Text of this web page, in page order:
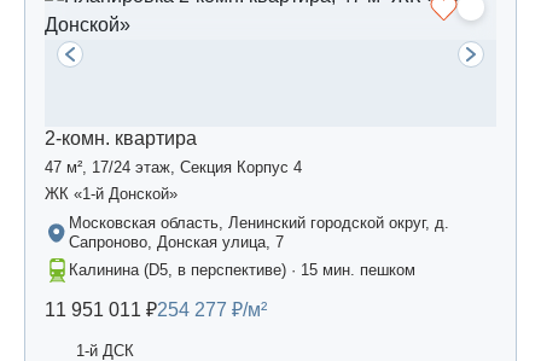
2-комн. квартира
47 м², 17/24 этаж, Секция Корпус 4
ЖК «1-й Донской»
Московская область, Ленинский городской округ, д.
Сапроново, Донская улица, 7
Калинина (D5, в перспективе) · 15 мин. пешком
11 951 011 ₽254 277 ₽/м²
1-й ДСК